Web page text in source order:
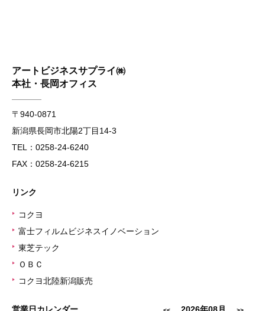
アートビジネスサプライ㈱
本社・長岡オフィス
〒940-0871
新潟県長岡市北陽2丁目14-3
TEL：0258-24-6240
FAX：0258-24-6215
リンク
▶ コクヨ
▶ 富士フィルムビジネスイノベーション
▶ 東芝テック
▶ ＯＢＣ
▶ コクヨ北陸新潟販売